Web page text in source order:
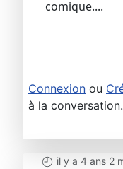
comique....
Connexion ou
à la conversation.
il y a 4 ans 2